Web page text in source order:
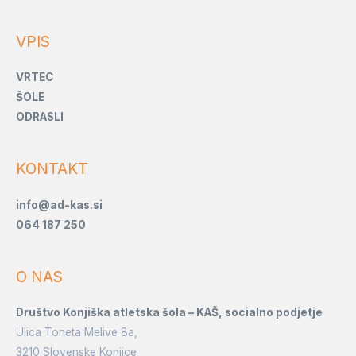
VPIS
VRTEC
ŠOLE
ODRASLI
KONTAKT
info@ad-kas.si
064 187 250
O NAS
Društvo Konjiška atletska šola – KAŠ, socialno podjetje
Ulica Toneta Melive 8a,
3210 Slovenske Konjice